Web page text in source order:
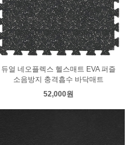
듀얼 네오플렉스 헬스매트 EVA 퍼즐
소음방지 충격흡수 바닥매트
52,000원